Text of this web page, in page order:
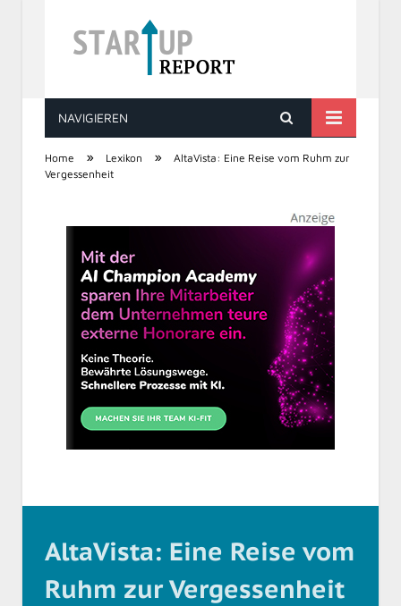
STARTUP REPORT
NAVIGIEREN
Home » Lexikon »
AltaVista: Eine Reise vom Ruhm zur
Vergessenheit
AltaVista: Eine Reise vom
Ruhm zur Vergessenheit